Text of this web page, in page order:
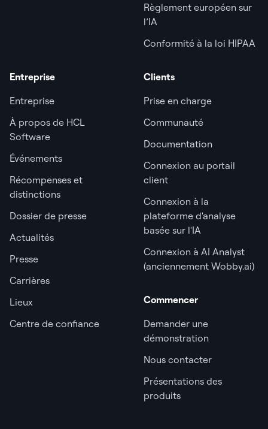
Règlement européen sur
l’IA
Conformité à la loi HIPAA
Entreprise
Entreprise
À propos de HCL
Software
Événements
Récompenses et
distinctions
Dossier de presse
Actualités
Presse
Carrières
Lieux
Centre de confiance
Clients
Prise en charge
Communauté
Documentation
Connexion au portail
client
Connexion à la
plateforme d'analyse
basée sur l'IA
Connexion à AI Analyst
(anciennement Wobby.ai)
Commencer
Demander une
démonstration
Nous contacter
Présentations des
produits